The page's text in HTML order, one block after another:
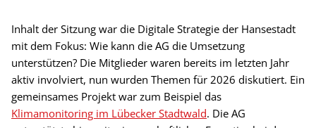
Inhalt der Sitzung war die Digitale Strategie der Hansestadt
mit dem Fokus: Wie kann die AG die Umsetzung
unterstützen? Die Mitglieder waren bereits im letzten Jahr
aktiv involviert, nun wurden Themen für 2026 diskutiert. Ein
gemeinsames Projekt war zum Beispiel das
Klimamonitoring im Lübecker Stadtwald. Die AG